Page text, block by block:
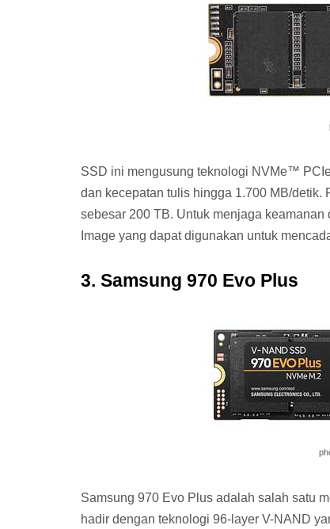
SSD ini mengusung teknologi NVMe™
dan kecepatan tulis hingga 1.700 MB/
sebesar 200 TB. Untuk menjaga
Image yang dapat digunakan untuk
3. Samsung 970 Evo Plus
Samsung 970 Evo Plus adalah salah satu
hadir dengan teknologi 96-layer V-NAND